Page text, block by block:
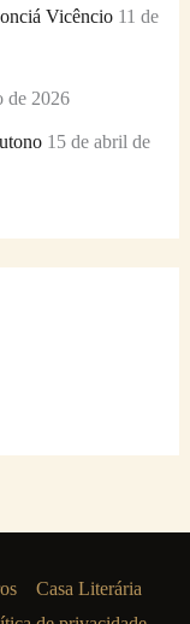
Vicêncio 11 de
de 2026
15 de abril de
Casa Literária